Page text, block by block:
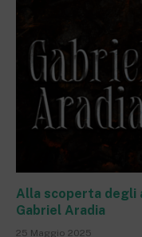
Alla scoperta degli
Gabriel Aradia
25 Maggio 2025